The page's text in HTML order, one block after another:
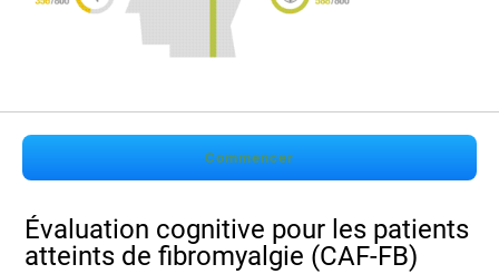
Commencer
Évaluation cognitive pour les patients
atteints de fibromyalgie (CAF-FB)